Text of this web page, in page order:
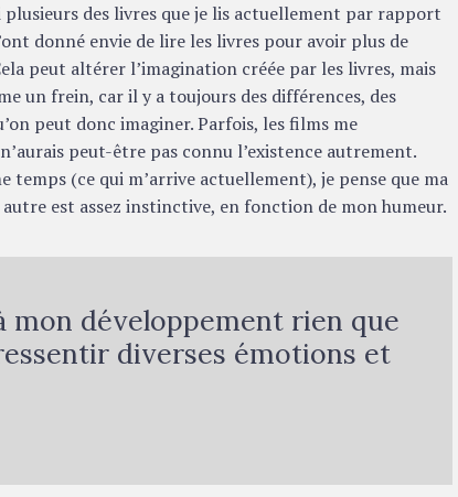
plusieurs des livres que je lis actuellement par rapport
donné envie de lire les livres pour avoir plus de
peut altérer l’imagination créée par les livres, mais
un frein, car il y a toujours des différences, des
peut donc imaginer. Parfois, les films me
peut-être pas connu l’existence autrement.
temps (ce qui m’arrive actuellement), je pense que ma
est assez instinctive, en fonction de mon humeur.
mon développement rien que
diverses émotions et